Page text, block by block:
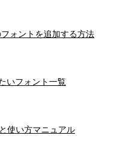
ォントを追加する方法
いフォント一覧
使い方マニュアル